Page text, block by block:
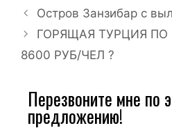
Остров Занзибар с
ГОРЯЩАЯ ТУРЦИЯ
8600 РУБ/ЧЕЛ ?
Перезвоните мне по
предложению!